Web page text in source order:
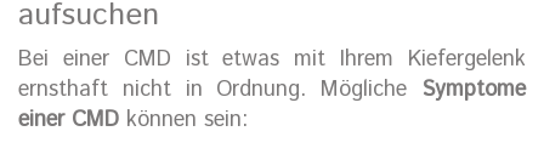
aufsuchen
Bei einer CMD ist etwas mit Ihrem Kiefergelenk
ernsthaft nicht in Ordnung. Mögliche Symptome
einer CMD können sein: